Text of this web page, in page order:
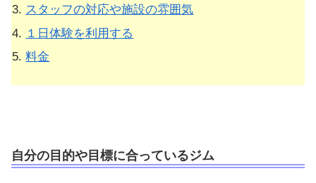
スタッフの対応や施設の雰囲気
１日体験を利用する
料金
自分の目的や目標に合っているジム